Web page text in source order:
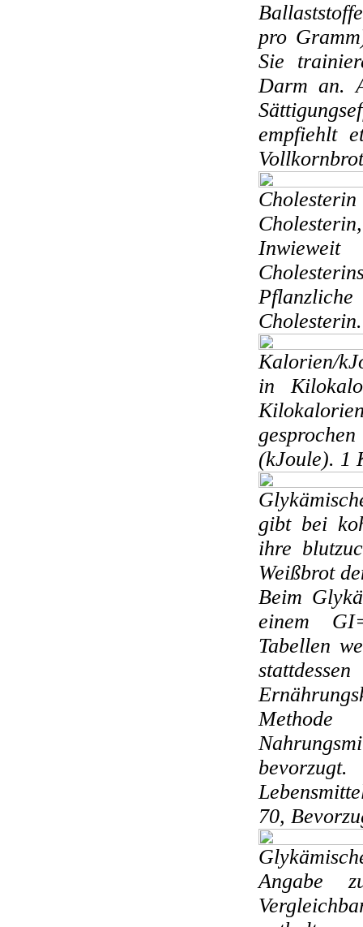
pro
Sie
Darm an.
empfiehlt
Cholesterin.
Kalorien/
in
(kJoule). 1
gibt bei
ihre
Weißbrot
Beim
einem
Tabellen
70,
Angabe